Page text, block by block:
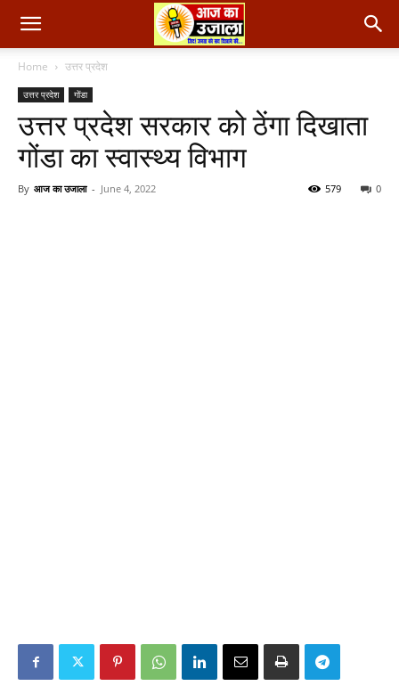
Home उत्तर प्रदेश
उत्तर प्रदेश गोंडा
उत्तर प्रदेश सरकार को ठेंगा दिखाता
गोंडा का स्वास्थ्य विभाग
By आज का उजाला - June 4, 2022 0
579